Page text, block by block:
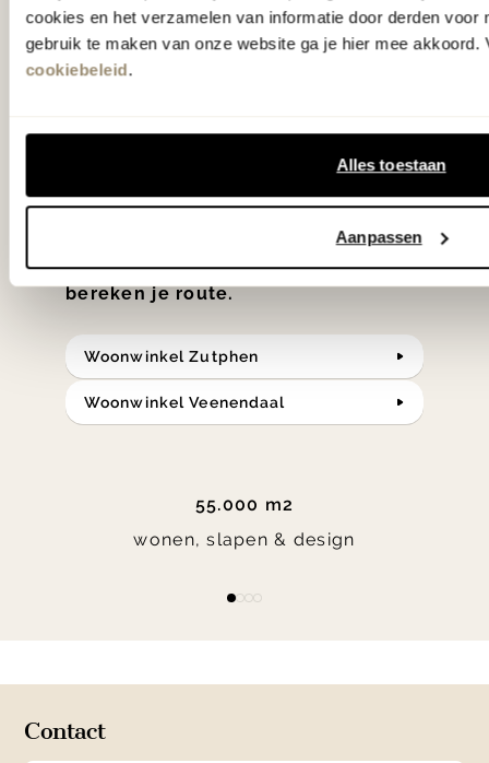
cookies en het verzamelen van informatie door derden voor
gebruik te maken van onze website ga je hier mee akkoord.
cookiebeleid.
Alles toestaan
Aanpassen
'Weer verliefd op je huis' niet? We
hebben met liefde de mooiste woon-,
klassiekers en de nieuwste ontwerpen
in verrassende materialen en kleuren!
Bekijk onze openingstijden en
bereken je route.
Woonwinkel Zutphen
Woonwinkel Veenendaal
55.000 m2
wonen, slapen & design
Contact